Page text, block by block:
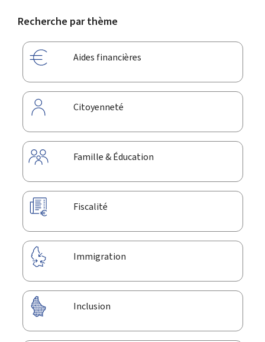
Recherche par thème
Aides financières
Citoyenneté
Famille & Éducation
Fiscalité
Immigration
Inclusion